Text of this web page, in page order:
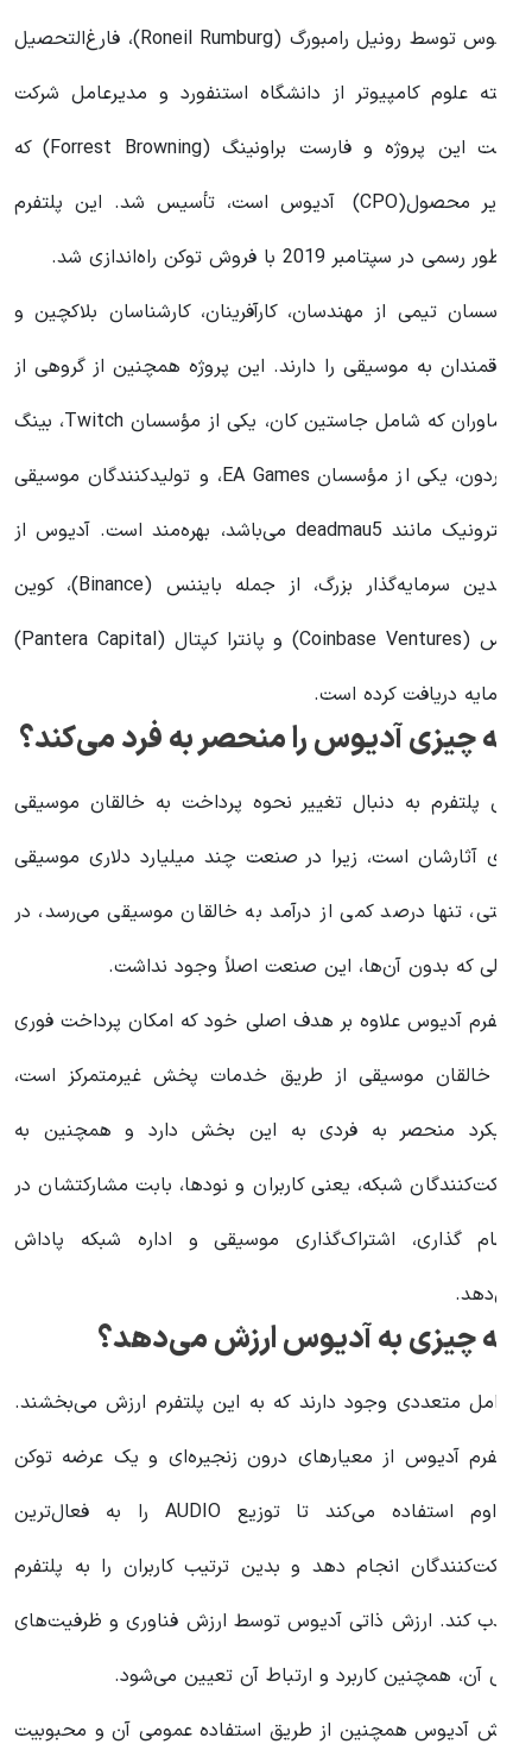
آدیوس توسط رونیل رامبورگ (Roneil Rumburg)، فارغ‌التحصیل
علوم کامپیوتر از دانشگاه استنفورد و مدیرعامل شرکت
پشت این پروژه و فارست براونینگ (Forrest Browning) که
مدیر محصول(CPO) آدیوس است، تأسیس شد. این پلتفرم
رسمی در سپتامبر 2019 با فروش توکن راه‌اندازی شد.
تیمی از مهندسان، کارآفرینان، کارشناسان بلاکچین و
به موسیقی را دارند. این پروژه همچنین از گروهی از
مشاوران که شامل جاستین کان، یکی از مؤسسان Twitch، بینگ
گوردون، یکی از مؤسسان EA Games، و تولیدکنندگان موسیقی
الکترونیک مانند deadmau5 می‌باشد، بهره‌مند است. آدیوس از
چندین سرمایه‌گذار بزرگ، از جمله بایننس (Binance)، کوین
بیس (Coinbase Ventures) و پانترا کپتال (Pantera Capital)
دریافت کرده است.
چیزی آدیوس را منحصر به فرد می‌کند؟
پلتفرم به دنبال تغییر نحوه پرداخت به خالقان موسیقی
آثارشان است، زیرا در صنعت چند میلیارد دلاری موسیقی
تنها درصد کمی از درآمد به خالقان موسیقی می‌رسد، در
که بدون آن‌ها، این صنعت اصلاً وجود نداشت.
آدیوس علاوه بر هدف اصلی خود که امکان پرداخت فوری
خالقان موسیقی از طریق خدمات پخش غیرمتمرکز است،
منحصر به فردی به این بخش دارد و همچنین به
شبکه، یعنی کاربران و نودها، بابت مشارکتشان در
گذاری، اشتراک‌گذاری موسیقی و اداره شبکه پاداش
چیزی به آدیوس ارزش می‌دهد؟
متعددی وجود دارند که به این پلتفرم ارزش می‌بخشند.
آدیوس از معیارهای درون زنجیره‌ای و یک عرضه توکن
مداوم استفاده می‌کند تا توزیع AUDIO را به فعال‌ترین
انجام دهد و بدین ترتیب کاربران را به پلتفرم
کند. ارزش ذاتی آدیوس توسط ارزش فناوری و ظرفیت‌های
آن، همچنین کاربرد و ارتباط آن تعیین می‌شود.
آدیوس همچنین از طریق استفاده عمومی آن و محبوبیت